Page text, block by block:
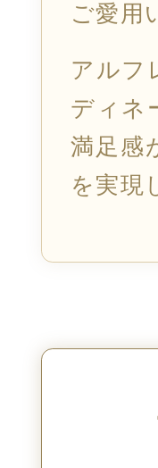
ご愛用
アルフ
ディネ
満足感
を実現